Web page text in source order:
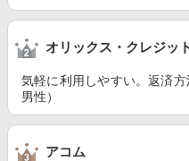
オリックス・クレジット
気軽に利用しやすい。返済
男性）
アコム